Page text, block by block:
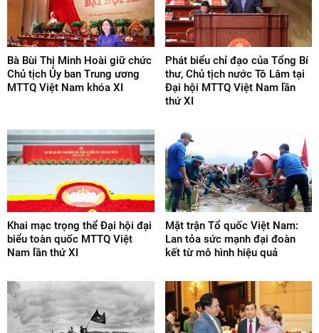
Bà Bùi Thị Minh Hoài giữ chức
Chủ tịch Ủy ban Trung ương
MTTQ Việt Nam khóa XI
Phát biểu chỉ đạo của Tổng Bí
thư, Chủ tịch nước Tô Lâm tại
Đại hội MTTQ Việt Nam lần
thứ XI
Khai mạc trọng thể Đại hội đại
biểu toàn quốc MTTQ Việt
Nam lần thứ XI
Mặt trận Tổ quốc Việt Nam:
Lan tỏa sức mạnh đại đoàn
kết từ mô hình hiệu quả